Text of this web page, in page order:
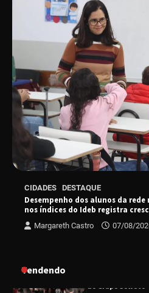
CIDADES DESTAQUE
Desempenho dos alunos da
nos índices do Ideb registra
Margareth Castro 07/08/
Tendendo
evento gratuito
“Uma prosa de
conversa com o
espetáculo
“Tom na
sucesso absoluto
Senac em
de Tricologia e